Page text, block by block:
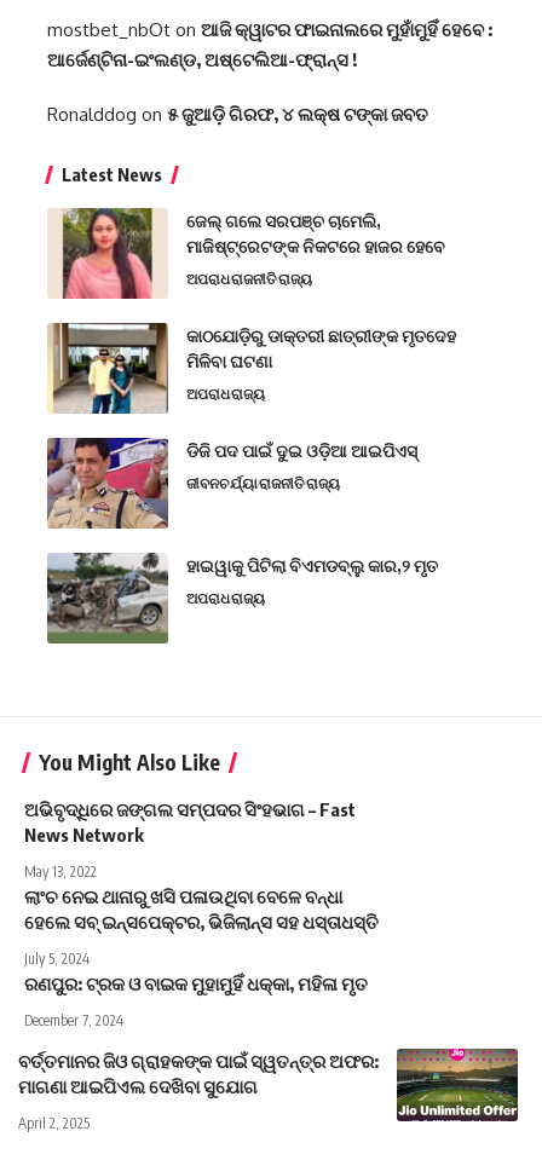
mostbet_nbOt on ଆଜି କ୍ୱାଟର ଫାଇନାଲରେ ମୁହାଁମୁହିଁ ହେବେ :
ଆର୍ଜେଣ୍ଟିନା-ଇଂଲଣ୍ଡ, ଅଷ୍ଟେଲିଆ-ଫ୍ରାନ୍ସ !
Ronalddog on ୫ ଜୁଆଡ଼ି ଗିରଫ, ୪ ଲକ୍ଷ ଟଙ୍କା ଜବତ
Latest News
ଜେଲ୍ ଗଲେ ସରପଞ୍ଚ ଚାମେଲି,
ମାଜିଷ୍ଟ୍ରେଟଙ୍କ ନିକଟରେ ହାଜର ହେବେ
ଅପରାଧରାଜନୀତିରାଜ୍ୟ
କାଠଯୋଡ଼ିରୁ ଡାକ୍ତରୀ ଛାତ୍ରୀଙ୍କ ମୃତଦେହ
ମିଳିବା ଘଟଣା
ଅପରାଧରାଜ୍ୟ
ଡିଜି ପଦ ପାଇଁ ଦୁଇ ଓଡ଼ିଆ ଆଇପିଏସ୍
ଜୀବନଚର୍ଯ୍ୟାରାଜନୀତିରାଜ୍ୟ
ହାଇୱାକୁ ପିଟିଲା ବିଏମଡବ୍ଲୁ କାର,୨ ମୃତ
ଅପରାଧରାଜ୍ୟ
You Might Also Like
ଅଭିବୃଦ୍ଧିରେ ଜଙ୍ଗଲ ସମ୍ପଦର ସିଂହଭାଗ – Fast
News Network
May 13, 2022
ଲାଂଚ ନେଇ ଥାନାରୁ ଖସି ପଳାଉଥିବା ବେଳେ ବନ୍ଧା
ହେଲେ ସବ୍ ଇନ୍ସପେକ୍ଟର, ଭିଜିଲାନ୍ସ ସହ ଧସ୍ତାଧସ୍ତି
July 5, 2024
ରଣପୁର: ଟ୍ରକ ଓ ବାଇକ ମୁହାମୁହିଁ ଧକ୍କା, ମହିଳା ମୃତ
December 7, 2024
ବର୍ତ୍ତମାନର ଜିଓ ଗ୍ରାହକଙ୍କ ପାଇଁ ସ୍ୱତନ୍ତ୍ର ଅଫର:
ମାଗଣା ଆଇପିଏଲ ଦେଖିବା ସୁଯୋଗ
April 2, 2025